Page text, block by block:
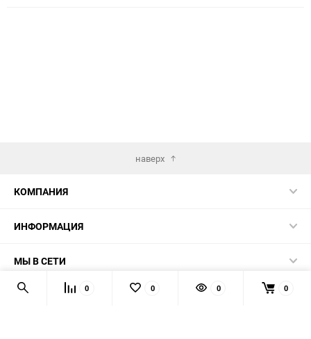
наверх
КОМПАНИЯ
ИНФОРМАЦИЯ
МЫ В СЕТИ
КОНТАКТЫ
0 0 0 0